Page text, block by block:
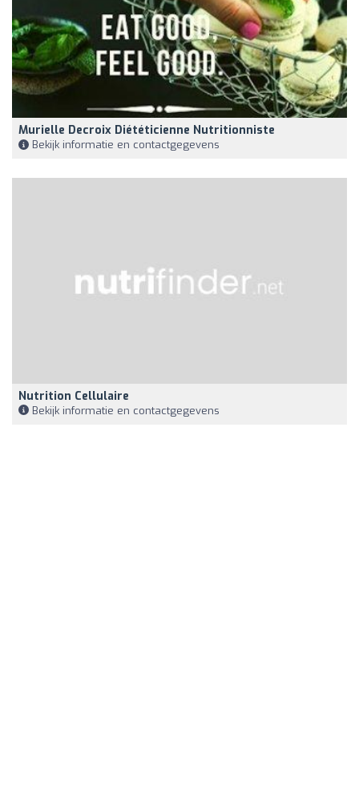
Murielle Decroix Diététicienne Nutritionniste
Bekijk informatie en contactgegevens
Nutrition Cellulaire
Bekijk informatie en contactgegevens